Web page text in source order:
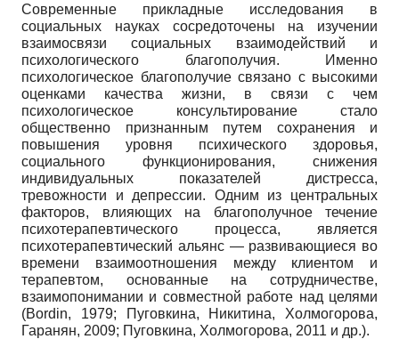
Современные прикладные исследования в
социальных науках сосредоточены на изучении
взаимосвязи социальных взаимодействий и
психологического благополучия. Именно
психологическое благополучие связано с высокими
оценками качества жизни, в связи с чем
психологическое консультирование стало
общественно признанным путем сохранения и
повышения уровня психического здоровья,
социального функционирования, снижения
индивидуальных показателей дистресса,
тревожности и депрессии. Одним из центральных
факторов, влияющих на благополучное течение
психотерапевтического процесса, является
психотерапевтический альянс — развивающиеся во
времени взаимоотношения между клиентом и
терапевтом, основанные на сотрудничестве,
взаимопонимании и совместной работе над целями
(Bordin, 1979; Пуговкина, Никитина, Холмогорова,
Гаранян, 2009; Пуговкина, Холмогорова, 2011 и др.).